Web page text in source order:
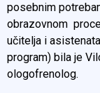
posebnim
obrazovnom
učitelja i
program) bila je
ologofrenolog.